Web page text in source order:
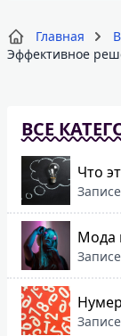
Главная
Эффективное
ВСЕ
Что
Мода